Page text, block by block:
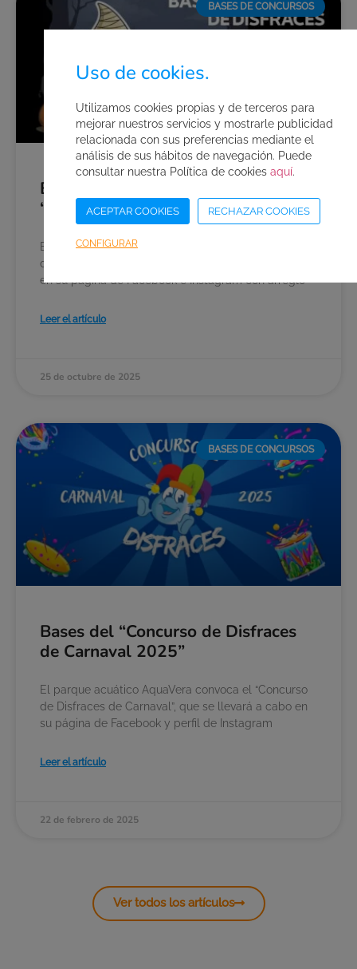
BASES DE CONCURSOS
Bases del concurso de disfraces
“Halloween 2025”
El parque acuático AquaVera convoca el concurso
de disfraces “Halloween 2025”, que se llevará a cabo
en su página de Facebook e Instagram con arreglo
Leer el artículo
25 de octubre de 2025
BASES DE CONCURSOS
Bases del “Concurso de Disfraces
de Carnaval 2025”
El parque acuático AquaVera convoca el “Concurso
de Disfraces de Carnaval”, que se llevará a cabo en
su página de Facebook y perfil de Instagram
Leer el artículo
22 de febrero de 2025
Ver todos los artículos
Uso de cookies.
Utilizamos cookies propias y de terceros para
mejorar nuestros servicios y mostrarle publicidad
relacionada con sus preferencias mediante el
análisis de sus hábitos de navegación. Puede
consultar nuestra Política de cookies aquí.
ACEPTAR COOKIES RECHAZAR COOKIES
CONFIGURAR